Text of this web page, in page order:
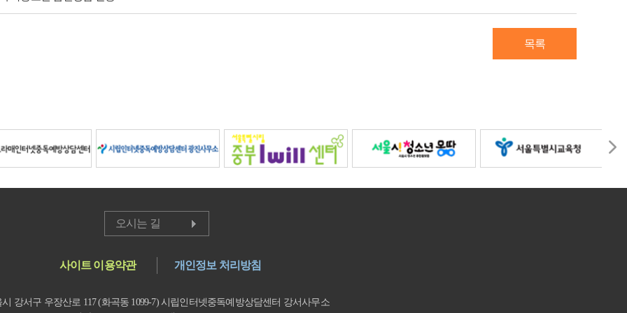
목록
오시는 길
사이트 이용약관 개인정보 처리방침
시 강서구 우장산로 117 (화곡동 1099-7) 시립인터넷중독예방상담센터 강서사무소